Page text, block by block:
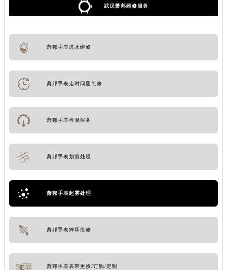
武汉萧邦维修服务
萧邦手表进水维修
萧邦手表走时问题维修
萧邦手表检测服务
萧邦手表划痕处理
萧邦手表起雾处理
萧邦手表摔坏维修
萧邦手表表带更换/订购/定制